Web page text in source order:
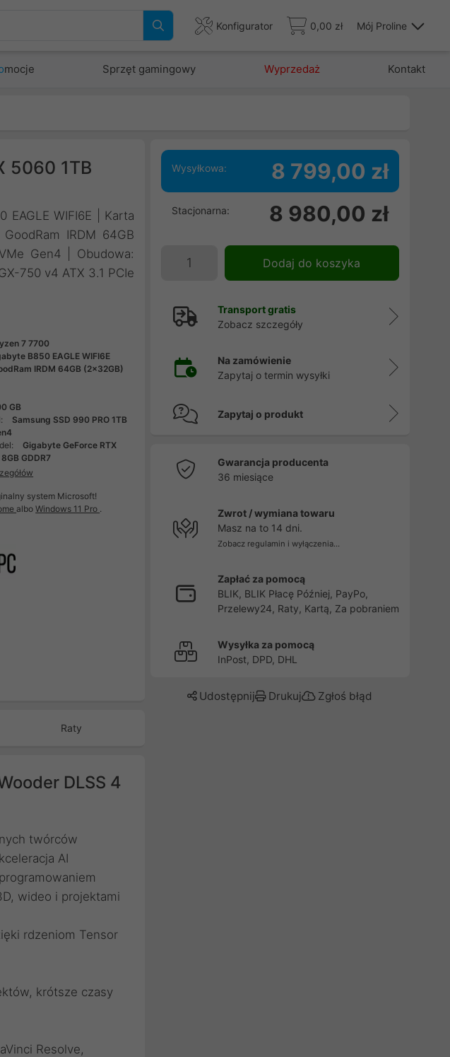
Konfigurator 0,00 zł Mój Proline
mocje Sprzęt gamingowy Wyprzedaż Kontakt
5060 1TB
EAGLE WIFI6E | Karta
IRDM 64GB
Gen4 | Obudowa:
750 v4 ATX 3.1 PCIe
7 7700
B850 EAGLE WIFI6E
IRDM 64GB (2x32GB)
GB
Samsung SSD 990 PRO 1TB
Gigabyte GeForce RTX
GDDR7
system Microsoft!
alboWindows 11 Pro .
Raty
DLSS 4
twórców
AI
wideo i projektami
rdzeniom Tensor
krótsze czasy
Resolve,
Wysyłkowa: 8 799,00 zł
Stacjonarna: 8 980,00 zł
Dodaj do koszyka
Transport gratis
Zobacz szczegóły
Na zamówienie
Zapytaj o termin wysyłki
Zapytaj o produkt
Gwarancja producenta
36 miesiące
Zwrot / wymiana towaru
Masz na to 14 dni.
Zobacz regulamin i wyłączenia...
Zapłać za pomocą
BLIK, BLIK Płacę Później, PayPo,
Przelewy24, Raty, Kartą, Za pobraniem
Wysyłka za pomocą
InPost, DPD, DHL
Udostępnij Drukuj Zgłoś błąd